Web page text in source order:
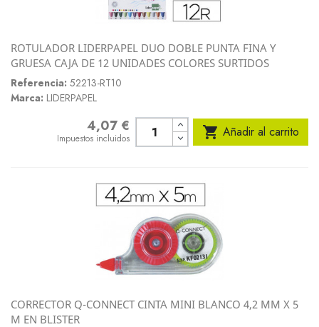
ROTULADOR LIDERPAPEL DUO DOBLE PUNTA FINA Y
GRUESA CAJA DE 12 UNIDADES COLORES SURTIDOS
Referencia: 52213-RT10
Marca: LIDERPAPEL
4,07 €
Impuestos incluidos  Añadir al carrito
CORRECTOR Q-CONNECT CINTA MINI BLANCO 4,2 MM X 5
M EN BLISTER